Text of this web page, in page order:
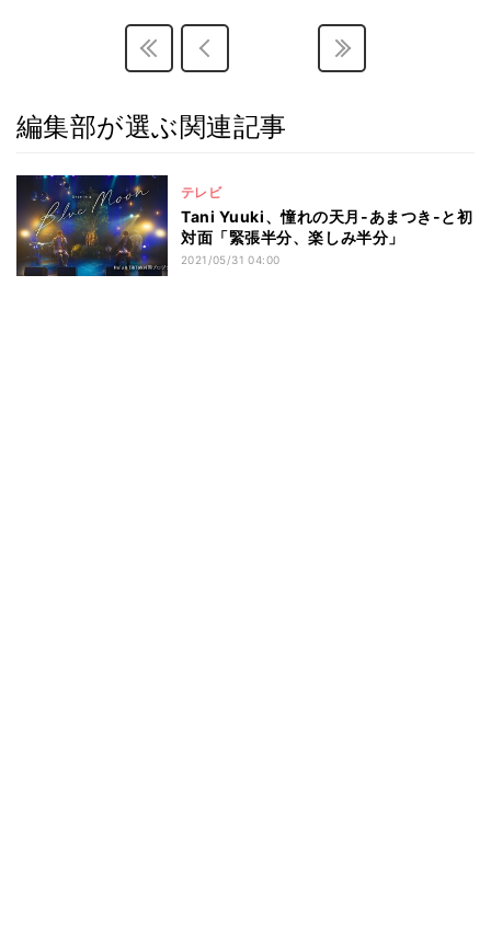
編集部が選ぶ関連記事
テレビ
Tani Yuuki、憧れの天月-あまつき-と初
対面「緊張半分、楽しみ半分」
2021/05/31 04:00